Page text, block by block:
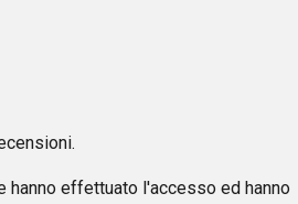
hanno effettuato l'accesso ed hanno